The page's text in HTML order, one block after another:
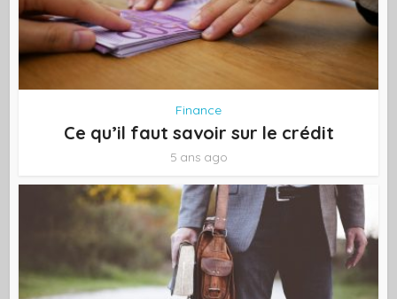
Finance
Ce qu’il faut savoir sur le crédit
5 ans ago